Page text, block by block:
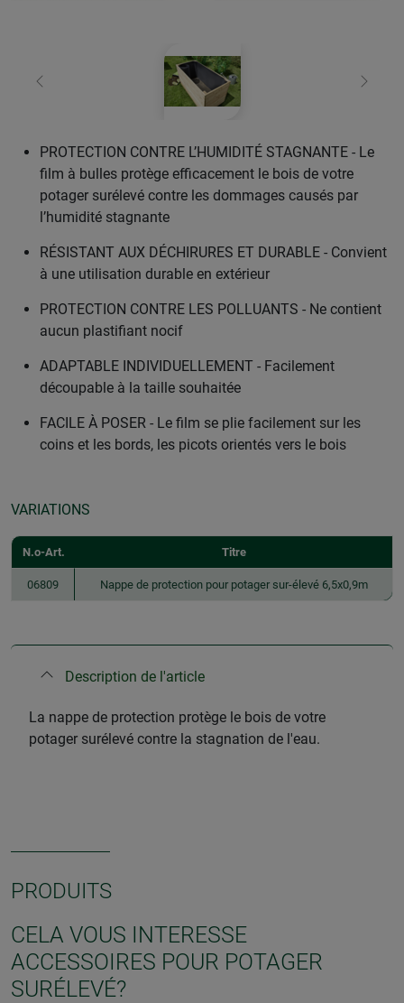
retour
PROTECTION CONTRE L’HUMIDITÉ STAGNANTE - Le
film à bulles protège efficacement le bois de votre
potager surélevé contre les dommages causés par
l’humidité stagnante
RÉSISTANT AUX DÉCHIRURES ET DURABLE - Convient
à une utilisation durable en extérieur
PROTECTION CONTRE LES POLLUANTS - Ne contient
aucun plastifiant nocif
ADAPTABLE INDIVIDUELLEMENT - Facilement
découpable à la taille souhaitée
FACILE À POSER - Le film se plie facilement sur les
coins et les bords, les picots orientés vers le bois
VARIATIONS
N.o-Art. Titre
06809 Nappe de protection pour potager sur-élevé 6,5x0,9m
Description de l'article
La nappe de protection protège le bois de votre
potager surélevé contre la stagnation de l'eau.
PRODUITS
CELA VOUS INTERESSE
ACCESSOIRES POUR POTAGER
SURÉLEVÉ?